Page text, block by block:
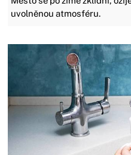
uvolněnou atmosféru.